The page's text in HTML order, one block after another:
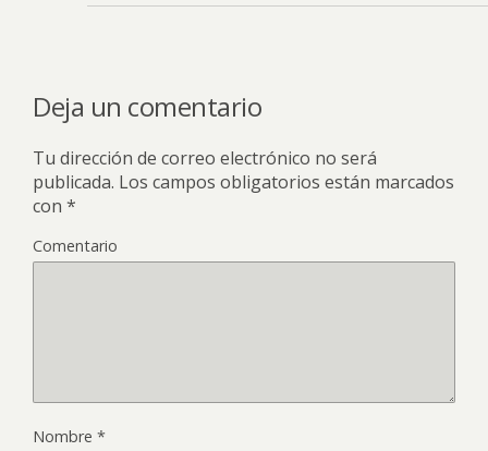
Deja un comentario
Tu dirección de correo electrónico no será
publicada. Los campos obligatorios están marcados
con *
Comentario
Nombre *